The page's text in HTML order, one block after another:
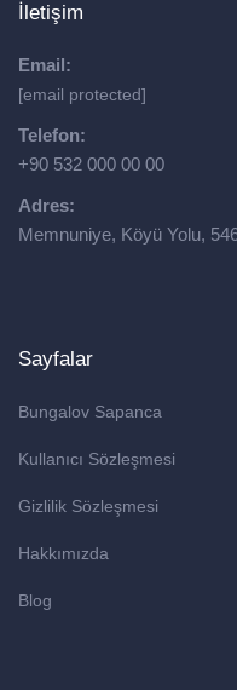
İletişim
Email:
[email protected]
Telefon:
+90 532 000 00 00
Adres:
Memnuniye, Köyü Yolu,
Sayfalar
Bungalov Sapanca
Kullanıcı Sözleşmesi
Gizlilik Sözleşmesi
Hakkımızda
Blog